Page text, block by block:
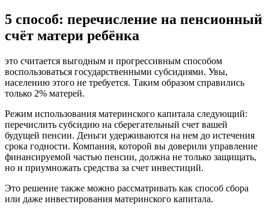
5 способ: перечисление на пенсионный
счёт матери ребёнка
это считается выгодным и прогрессивным способом
воспользоваться государственными субсидиями. Увы,
населению этого не требуется. Таким образом справились
только 2% матерей.
Режим использования материнского капитала следующий:
перечислить субсидию на сберегательный счет вашей
будущей пенсии. Деньги удерживаются на нем до истечения
срока годности. Компания, которой вы доверили управление
финансируемой частью пенсии, должна не только защищать,
но и приумножать средства за счет инвестиций.
Это решение также можно рассматривать как способ сбора
или даже инвестирования материнского капитала.